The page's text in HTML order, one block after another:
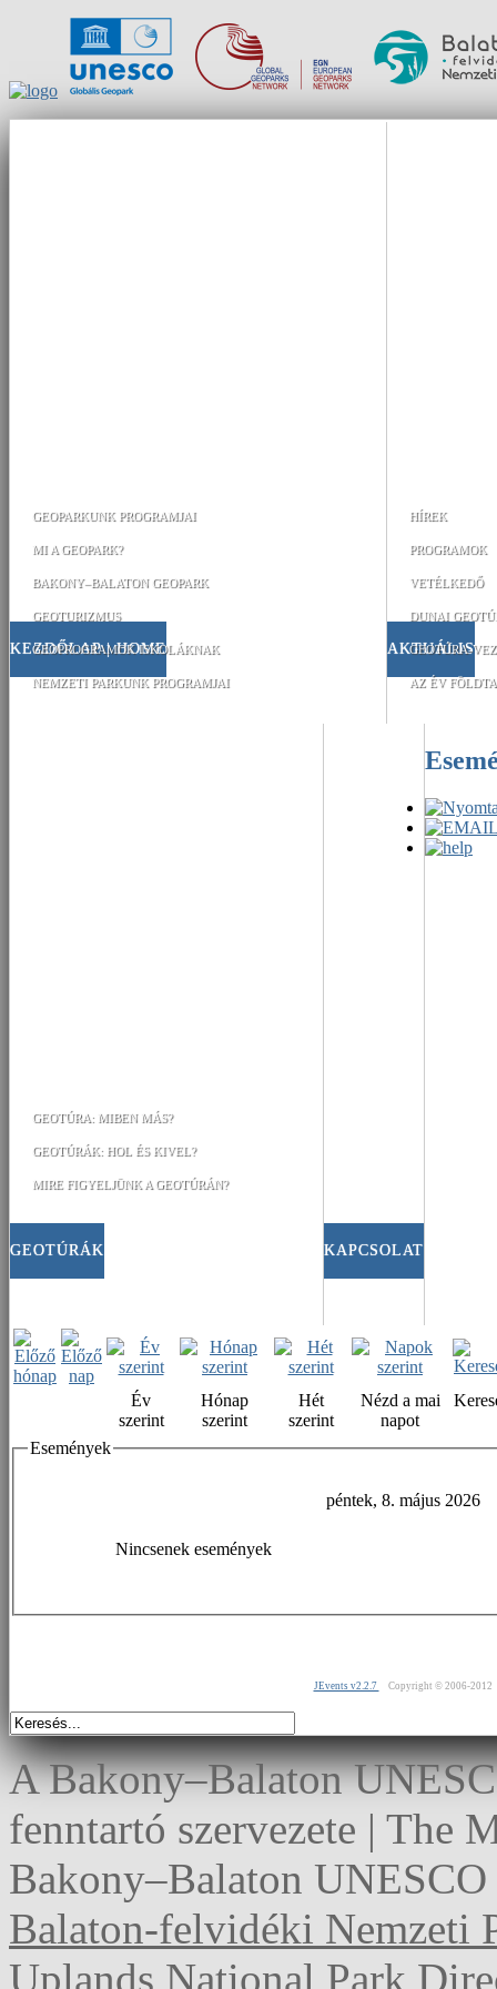
KEZDŐLAP | HOME
GEOPARKUNK PROGRAMJAI
MI A GEOPARK?
BAKONY–BALATON GEOPARK
GEOTURIZMUS
GEOPROGRAMOK ISKOLÁKNAK
NEMZETI PARKUNK PROGRAMJAI
AKTUÁLIS
HÍREK
PROGRAMOK
VETÉLKEDŐ
DUNAI
GEOTÚRA-
AZ ÉV
GEOTÚRÁK
GEOTÚRA: MIBEN MÁS?
GEOTÚRÁK: HOL ÉS KIVEL?
MIRE FIGYELJÜNK A GEOTÚRÁN?
KAPCSOLAT
Év
szerint
Hónap
szerint
Hét
szerint
Nézd a mai
napot
Események
péntek, 8. május 2026
Nincsenek események
JEvents v2.2.7 Copyright © 2006-2012
A Bakony–Balaton
fenntartó szervezete | The
Bakony–Balaton
Balaton-felvidéki Nemzeti
Uplands National Park